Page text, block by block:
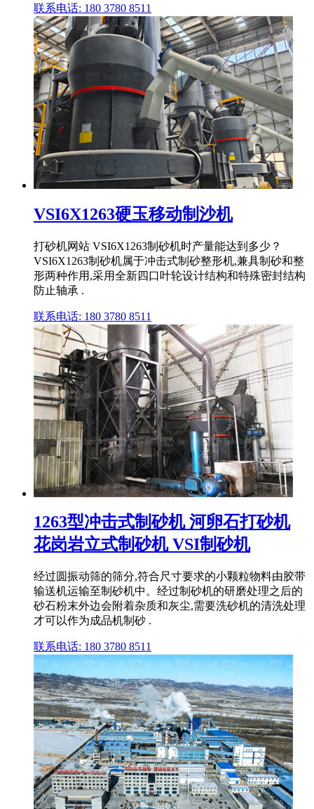
联系电话: 180 3780 8511
VSI6X1263硬玉移动制沙机
打砂机网站 VSI6X1263制砂机时产量能达到多少？
VSI6X1263制砂机属于冲击式制砂整形机,兼具制砂和整
形两种作用,采用全新四口叶轮设计结构和特殊密封结构
防止轴承 .
联系电话: 180 3780 8511
1263型冲击式制砂机 河卵石打砂机
花岗岩立式制砂机 VSI制砂机
经过圆振动筛的筛分,符合尺寸要求的小颗粒物料由胶带
输送机运输至制砂机中。经过制砂机的研磨处理之后的
砂石粉末外边会附着杂质和灰尘,需要洗砂机的清洗处理
才可以作为成品机制砂 .
联系电话: 180 3780 8511